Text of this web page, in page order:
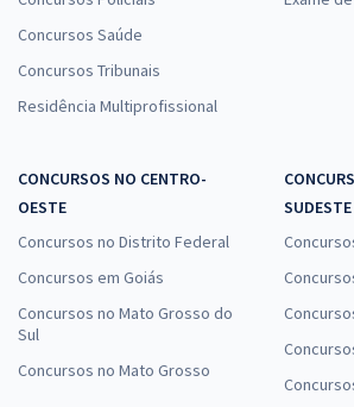
Concursos Saúde
Concursos Tribunais
Residência Multiprofissional
CONCURSOS NO CENTRO-
OESTE
Concursos no Distrito Federal
Concursos em Goiás
Concursos no Mato Grosso do
Sul
Concursos no Mato Grosso
SUDESTE